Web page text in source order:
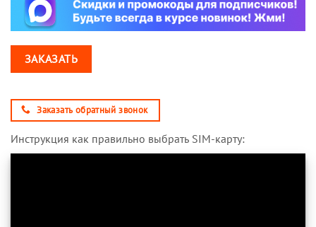
ЗАКАЗАТЬ
Заказать обратный звонок
Инструкция как правильно выбрать SIM-карту: